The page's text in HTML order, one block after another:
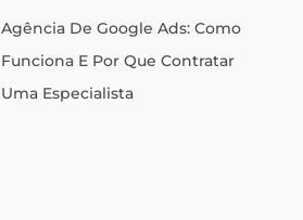
Agência De Google Ads: Como
Funciona E Por Que Contratar
Uma Especialista